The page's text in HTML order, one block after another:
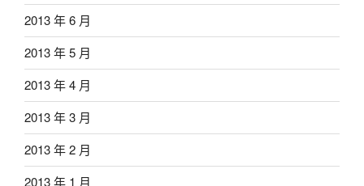
2013 年 6 月
2013 年 5 月
2013 年 4 月
2013 年 3 月
2013 年 2 月
2013 年 1 月